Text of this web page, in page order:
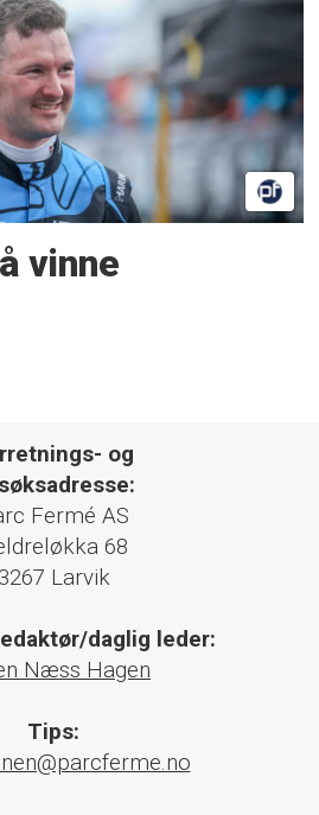
vinne
og
Fermé AS
68
3267 Larvik
daglig leder:
Næss Hagen
Tips: